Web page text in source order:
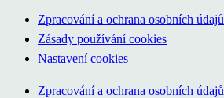
Zpracování a ochrana osobních údajů
Zásady používání cookies
Nastavení cookies
Zpracování a ochrana osobních údajů